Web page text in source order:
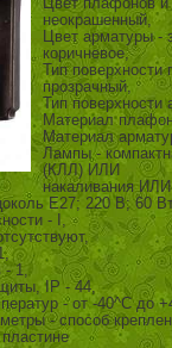
Цвет плафонов и
неокрашенный,
Цвет арматуры -
коричневое,
Тип поверхности
прозрачный,
Тип поверхности
Материал
Материал
Лампы -
(КЛЛ) ИЛИ
накаливания ИЛИ
E27; 220 В; 60
- I,
- 1,
IP - 44,
- от -40^C до
- способ